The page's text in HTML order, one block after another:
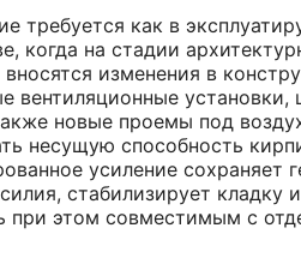
требуется как в
когда на стадии
изменения в
вентиляционные
новые проемы под
несущую способность
усиление сохраняет
стабилизирует кладку
при этом совместимым с